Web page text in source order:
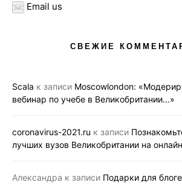
Email us
СВЕЖИЕ
Scala к записи Moscowlondon:
вебинар по учебе в Великобритании…»
coronavirus-2021.ru к записи
лучших вузов Великобритании на
Александра к записи Подарки для